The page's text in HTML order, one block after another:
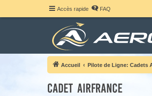
Accès rapide FAQ
Accueil Pilote de Ligne: Cadets
CADET AIRFRANCE